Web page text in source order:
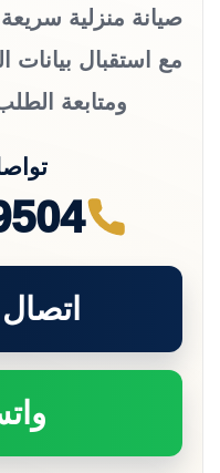
صيانة منزلية سريعة
مع استقبال بيانات
ومتابعة